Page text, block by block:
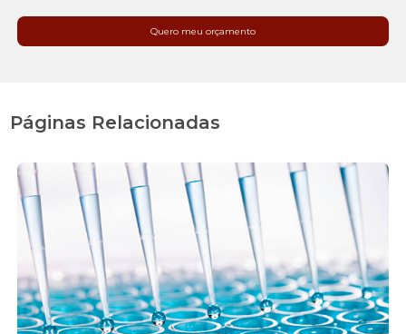
Quero meu orçamento
Páginas Relacionadas